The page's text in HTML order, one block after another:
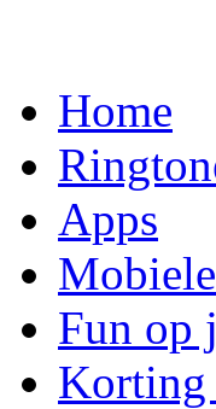
Home
Apps
Fun op
Korting